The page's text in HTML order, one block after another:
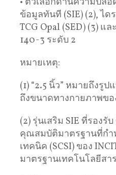
ข้อมูลทันที (SIE) (2), ได
TCG Opal (SED) (3) แ
140-3 ระดับ 2
หมายเหตุ:
(1) “2.5 นิ้ว” หมายถึงรูป
ถึงขนาดทางกายภาพข
(2) รุ่นเสริม SIE ที่รองรั
คุณสมบัติมาตรฐานที่ก
เทคนิค (SCSI) ของ
มาตรฐานเทคโนโลยีสา